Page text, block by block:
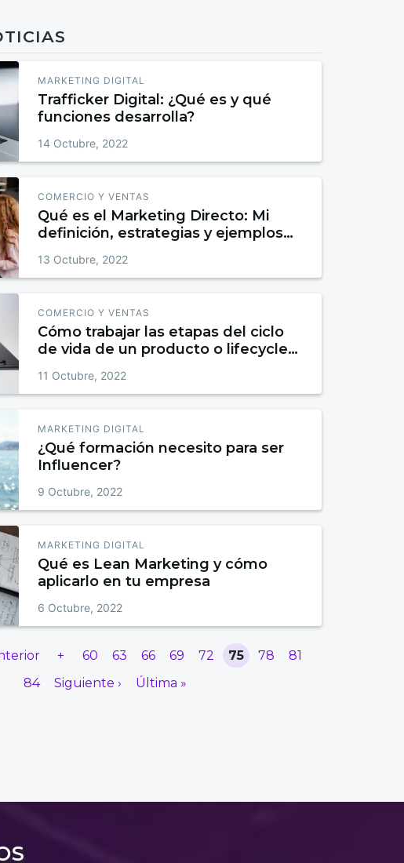
MARKETING DIGITAL
Trafficker Digital: ¿Qué es y qué
funciones desarrolla?
14 Octubre, 2022
COMERCIO Y VENTAS
Qué es el Marketing Directo: Mi
definición, estrategias y ejemplos
13 Octubre, 2022
COMERCIO Y VENTAS
Cómo trabajar las etapas del ciclo
de vida de un producto o lifecycle
11 Octubre, 2022
MARKETING DIGITAL
¿Qué formación necesito para ser
Influencer?
9 Octubre, 2022
MARKETING DIGITAL
Qué es Lean Marketing y cómo
aplicarlo en tu empresa
6 Octubre, 2022
+ 60 63 66 69 72 75 78
81
84
Siguiente › Última »